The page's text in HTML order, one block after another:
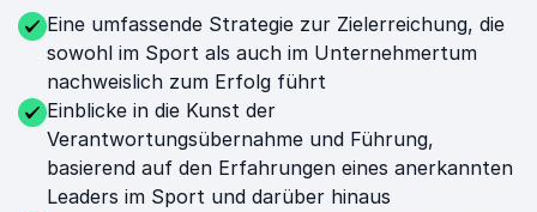
Eine umfassende Strategie zur Zielerreichung, die
sowohl im Sport als auch im Unternehmertum
nachweislich zum Erfolg führt
Einblicke in die Kunst der
Verantwortungsübernahme und Führung,
basierend auf den Erfahrungen eines anerkannten
Leaders im Sport und darüber hinaus